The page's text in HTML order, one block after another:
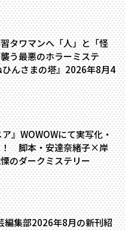
タワマンへ――「人」と「怪
う最悪のホラーミステ
んさまの塔』2026年8月4
』WOWOWにて実写化・
！ 脚本・安達奈緒子×岸
のダークミステリー
編集部2026年8月の新刊紹